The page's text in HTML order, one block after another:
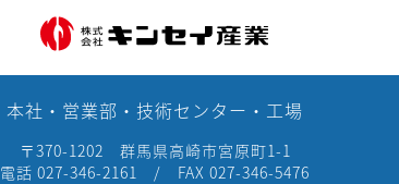
本社・営業部・技術センター・工場
〒370-1202 群馬県高崎市宮原町1-1
電話 027-346-2161 / FAX 027-346-5476